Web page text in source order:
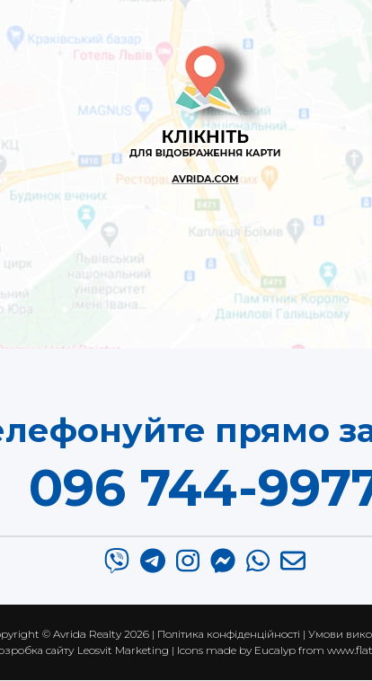
прямо
096 744-
© Avrida Realty2026 | Політика конфіденційності | Умови
сайту Leosvit Marketing | Icons made by Eucalypfrom